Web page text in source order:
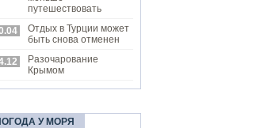
путешествовать
Отдых в Турции может
быть снова отменен
Разочарование
Крымом
У МОРЯ